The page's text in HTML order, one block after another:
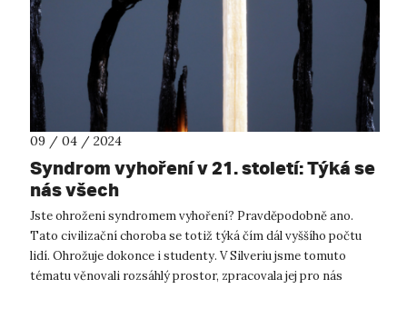
09 / 04 / 2024
Syndrom vyhoření v 21. století: Týká se
nás všech
Jste ohroženi syndromem vyhoření? Pravděpodobně ano.
Tato civilizační choroba se totiž týká čím dál vyššího počtu
lidí. Ohrožuje dokonce i studenty. V Silveriu jsme tomuto
tématu věnovali rozsáhlý prostor, zpracovala jej pro nás